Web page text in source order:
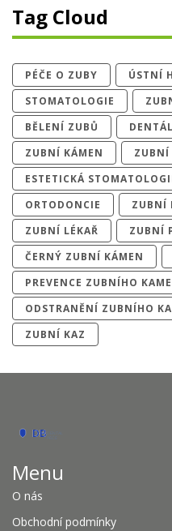
Tag Cloud
PÉČE O ZUBY
ÚSTNÍ
STOMATOLOGIE
BĚLENÍ ZUBŮ
ZUBNÍ KÁMEN
ZUBNÍ
ESTETICKÁ
ORTODONCIE
ZUBNÍ
ZUBNÍ LÉKAŘ
ZUBNÍ
ČERNÝ ZUBNÍ KÁMEN
PREVENCE ZUBNÍHO
ODSTRANĚNÍ ZUBNÍHO
ZUBNÍ KAZ
Menu
O nás
Obchodní podmínky